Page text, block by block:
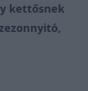
kettősnek